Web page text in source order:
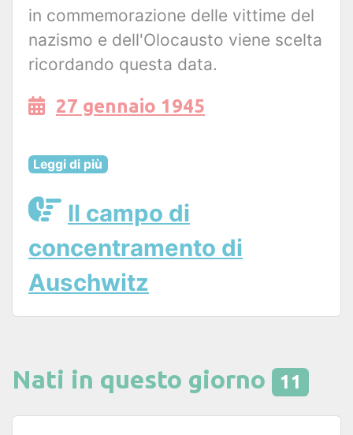
in commemorazione delle vittime del
nazismo e dell'Olocausto viene scelta
ricordando questa data.
27 gennaio 1945
Leggi di più
Il campo di
concentramento di
Auschwitz
Nati in questo giorno 11